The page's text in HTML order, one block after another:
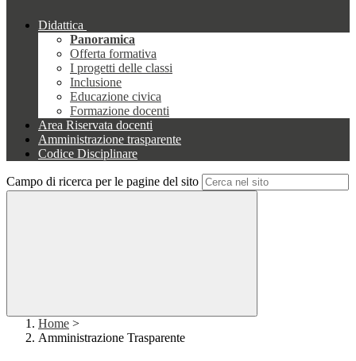
Didattica
Panoramica
Offerta formativa
I progetti delle classi
Inclusione
Educazione civica
Formazione docenti
Area Riservata docenti
Amministrazione trasparente
Codice Disciplinare
Campo di ricerca per le pagine del sito
Home >
Amministrazione Trasparente